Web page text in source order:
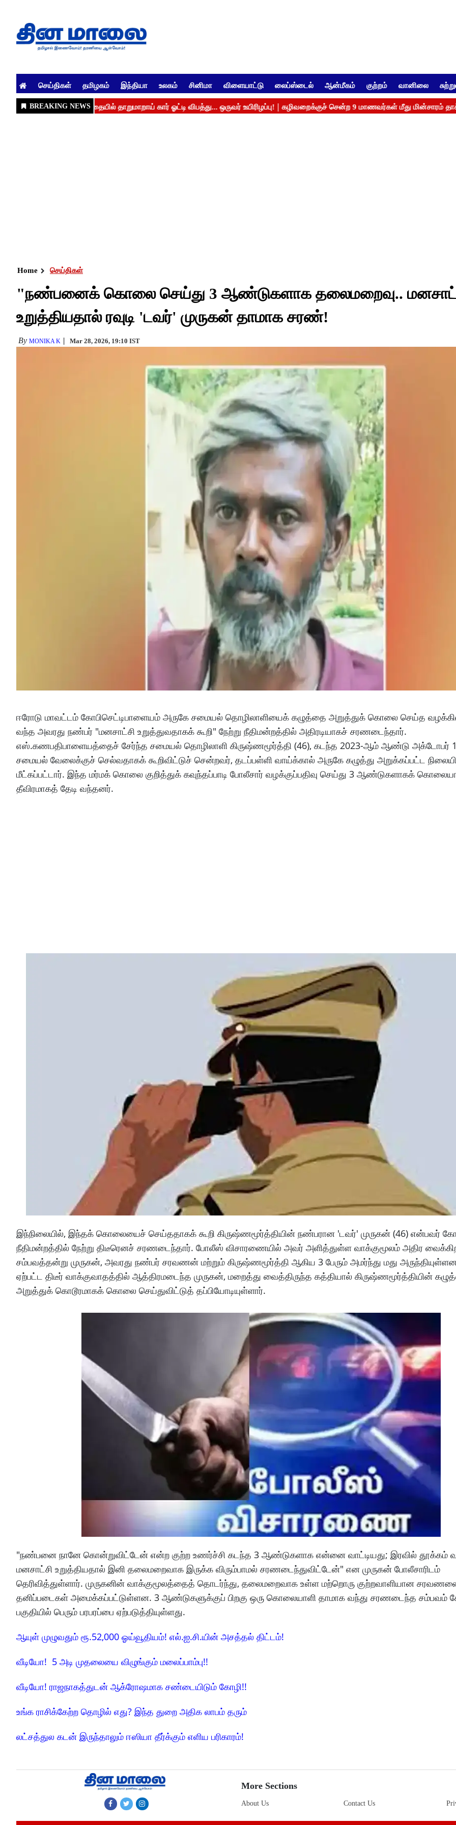
செய்திகள் தமிழகம் இந்தியா உலகம் சினிமா விளையாட்டு லைப்ஸ்டைல் ஆன்மீகம் குற்றம் வானிலை
Home செய்திகள்
"நண்பனைக் கொலை செய்து 3 ஆண்டுகளாக தலைமறைவு..
உறுத்தியதால் ரவுடி 'டவர்' முருகன் தாமாக சரண்!
By MONIKA K Mar 28, 2026, 19:10 IST
ஈரோடு மாவட்டம் கோபிசெட்டிபாளையம் அருகே சமையல் தொழிலாளியைக் கழுத்தை அறுத்துக் கொலை செய்த
வந்த அவரது நண்பர் "மனசாட்சி உறுத்துவதாகக் கூறி" நேற்று நீதிமன்றத்தில் அதிரடியாகச் சரணடைந்தார்.
எஸ்.கணபதிபாளையத்தைச் சேர்ந்த சமையல் தொழிலாளி கிருஷ்ணமூர்த்தி (46), கடந்த 2023-ஆம் ஆண்டு அக்டோபர்
சமையல் வேலைக்குச் செல்வதாகக் கூறிவிட்டுச் சென்றவர், தடப்பள்ளி வாய்க்கால் அருகே கழுத்து அறுக்கப்பட்ட
மீட்கப்பட்டார். இந்த மர்மக் கொலை குறித்துக் கவுந்தப்பாடி போலீசார் வழக்குப்பதிவு செய்து 3 ஆண்டுகளாகக்
தீவிரமாகத் தேடி வந்தனர்.
இந்நிலையில், இந்தக் கொலையைச் செய்ததாகக் கூறி கிருஷ்ணமூர்த்தியின் நண்பரான 'டவர்' முருகன் (46) என்பவர்
நீதிமன்றத்தில் நேற்று திடீரெனச் சரணடைந்தார். போலீஸ் விசாரணையில் அவர் அளித்துள்ள வாக்குமூலம் அதிர
சம்பவத்தன்று முருகன், அவரது நண்பர் சரவணன் மற்றும் கிருஷ்ணமூர்த்தி ஆகிய 3 பேரும் அமர்ந்து மது
ஏற்பட்ட திடீர் வாக்குவாதத்தில் ஆத்திரமடைந்த முருகன், மறைத்து வைத்திருந்த கத்தியால் கிருஷ்ணமூர்த்தியின்
அறுத்துக் கொடூரமாகக் கொலை செய்துவிட்டுத் தப்பியோடியுள்ளார்.
"நண்பனை நானே கொன்றுவிட்டேன் என்ற குற்ற உணர்ச்சி கடந்த 3 ஆண்டுகளாக என்னை வாட்டியது; இரவில் தூக்கம்
மனசாட்சி உறுத்தியதால் இனி தலைமறைவாக இருக்க விரும்பாமல் சரணடைந்துவிட்டேன்" என முருகன் போலீசாரிடம்
தெரிவித்துள்ளார். முருகனின் வாக்குமூலத்தைத் தொடர்ந்து, தலைமறைவாக உள்ள மற்றொரு குற்றவாளியான
தனிப்படைகள் அமைக்கப்பட்டுள்ளன. 3 ஆண்டுகளுக்குப் பிறகு ஒரு கொலையாளி தாமாக வந்து சரணடைந்த சம்பவம்
பகுதியில் பெரும் பரபரப்பை ஏற்படுத்தியுள்ளது.
ஆயுள் முழுவதும் ரூ.52,000 ஓய்வூதியம்! எல்.ஐ.சி.யின் அசத்தல் திட்டம்!
வீடியோ! 5 அடி முதலையை விழுங்கும் மலைப்பாம்பு!!
வீடியோ! ராஜநாகத்துடன் ஆக்ரோஷமாக சண்டையிடும் கோழி!!
உங்க ராசிக்கேற்ற தொழில் எது? இந்த துறை அதிக லாபம் தரும்
லட்சத்துல கடன் இருந்தாலும் ஈஸியா தீர்க்கும் எளிய பரிகாரம்!
More Sections
About Us Contact Us